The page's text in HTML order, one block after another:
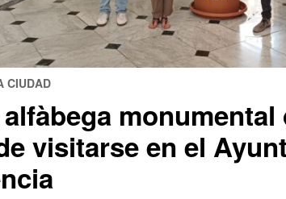
CIUDAD
monumental
visitarse en el